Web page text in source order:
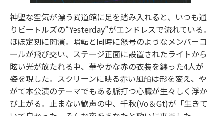
神聖な空気が漂う武道館に足を踏み入れると、いつも通
りビートルズの“Yesterday”がエンドレスで流れている。
ほぼ定刻に開演。暗転と同時に怒号のようなメンバーコ
ールが飛び交い、ステージ正面に設置されたライトから
眩い光が放たれる中、華やかな赤の衣装を纏った4人が
姿を現した。スクリーンに映る赤い風船は形を変え、や
がて本公演のテーマでもある脈打つ心臓が生々しく浮か
び上がる。止まない歓声の中、千秋(Vo＆Gt)が「生きて